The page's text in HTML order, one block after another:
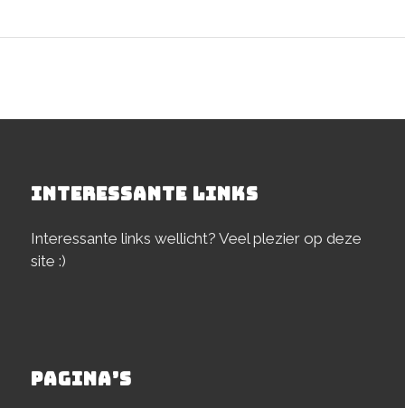
INTERESSANTE LINKS
Interessante links wellicht? Veel plezier op deze
site :)
PAGINA’S